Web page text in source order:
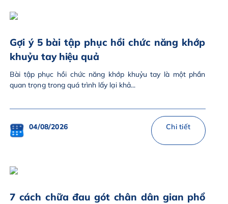
Gợi ý 5 bài tập phục hồi chức năng khớp
khuỷu tay hiệu quả
Bài tập phục hồi chức năng khớp khuỷu tay là một phần
quan trọng trong quá trình lấy lại khả...
04/08/2026 Chi tiết
7 cách chữa đau gót chân dân gian phổ